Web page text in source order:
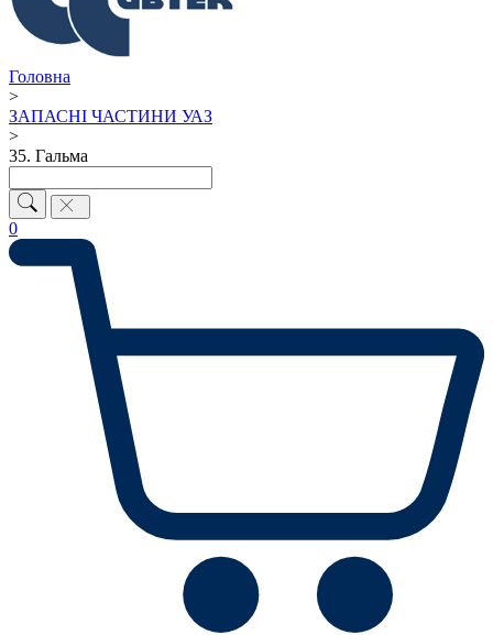
Головна
>
ЗАПАСНІ ЧАСТИНИ УАЗ
>
35. Гальма
0